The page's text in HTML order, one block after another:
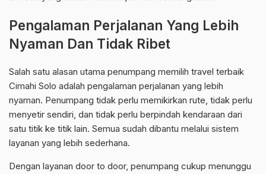
Pengalaman Perjalanan Yang Lebih
Nyaman Dan Tidak Ribet
Salah satu alasan utama penumpang memilih travel terbaik
Cimahi Solo adalah pengalaman perjalanan yang lebih
nyaman. Penumpang tidak perlu memikirkan rute, tidak perlu
menyetir sendiri, dan tidak perlu berpindah kendaraan dari
satu titik ke titik lain. Semua sudah dibantu melalui sistem
layanan yang lebih sederhana.
Dengan layanan door to door, penumpang cukup menunggu